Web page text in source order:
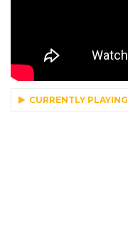
CURRENTLY PLAYING